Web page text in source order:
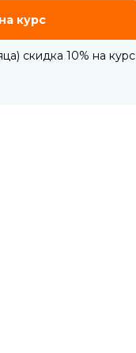
курс
скидка 10% на курс